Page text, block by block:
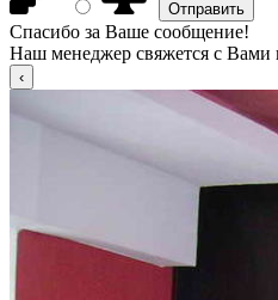
Спасибо за Ваше сообщение!
Наш менеджер свяжется с Вами